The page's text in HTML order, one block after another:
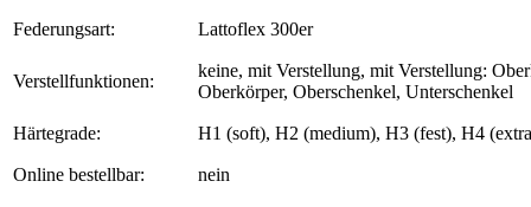
Federungsart: Lattoflex 300er
Verstellfunktionen:
keine, mit Verstellung, mit Verstellung:
Oberkörper, Oberschenkel, Unterschenkel
Härtegrade: H1 (soft), H2 (medium), H3 (fest), H4
Online bestellbar: nein